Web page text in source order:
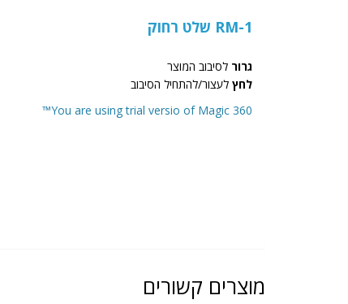
RM-1 שלט רחוק
גרור לסיבוב המוצר
לחץ לעצור/להתחיל הסיבוב
You are using trial versio of Magic 360™
מוצרים קשורים